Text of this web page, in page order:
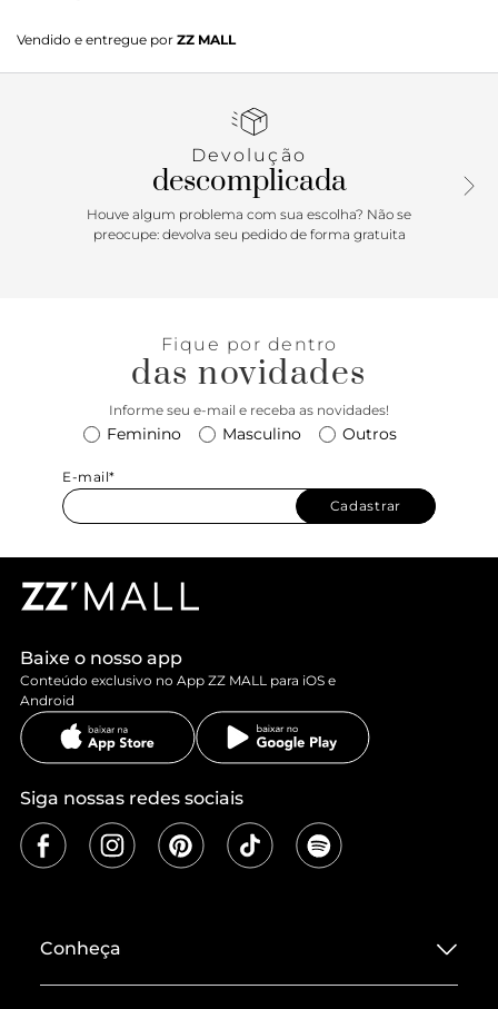
cor branca. No tamanho G, o modelo se renova para a
temporada de outono com material similar ao couro com
e forrada na parte interna, apresenta fechamento por botão
inscrição da inicial A - assinatura Anacapri - centralizada no
adorno exclusivo. Traz alça de ombro longa e fixa, com
regulagem afivelada. Porque Apostar: A bolsa shopping
estilo hobo é a aliada per-fei-ta para compor a produção.
Vendido e entregue por ZZ MALL
Devolução
descomplicada
Houve algum problema com sua escolha? Não se
preocupe: devolva seu pedido de forma gratuita
Fique por dentro
das novidades
Informe seu e-mail e receba as novidades!
Feminino Masculino Outros
E-mail*
Cadastrar
Baixe o nosso app
Conteúdo exclusivo no App ZZ MALL para iOS e
Android
Siga nossas redes sociais
Conheça